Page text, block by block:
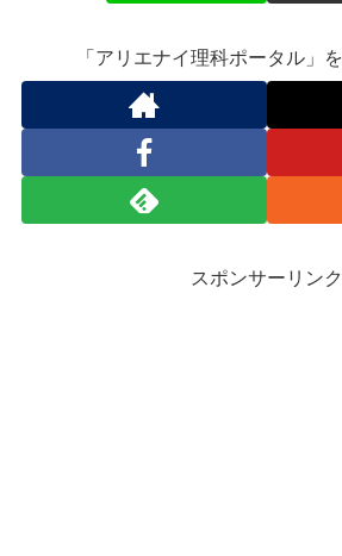
「アリエナイ理科ポータル」
スポンサーリンク